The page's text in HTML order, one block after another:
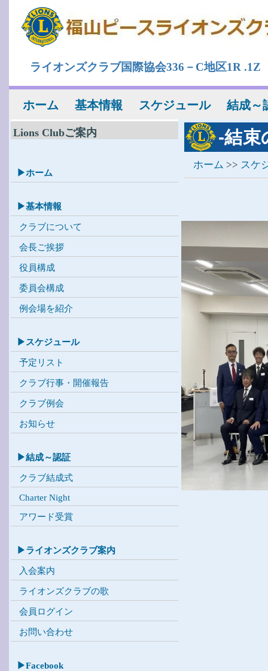
ライオンズクラブ国際協会336－C地区1R .1Z
ホーム 基本情報 スケジュール 結成～
Lions Clubご案内
▶ホーム
▶基本情報
クラブについて
会長ご挨拶
役員構成
委員会構成
例会場を紹介
▶スケジュール
予定リスト
クラブ行事・開催報告
クラブ例会
お知らせ
▶結成～認証
クラブ結成式
Charter Night
アワード受賞
▶ライオンズクラブ案内
入会案内
ライオンズクラブの歌
会員ログイン
お問い合わせ
▶Facebook
-結
ホーム >> スケ